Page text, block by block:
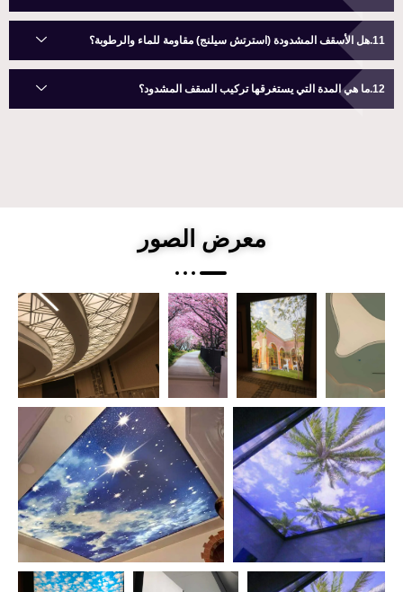
هل الأسقف المشدودة (استرتش سيلنج) مقاومة للماء والرطوبة؟
ما هي المدة التي يستغرقها تركيب السقف المشدود؟
معرض الصور